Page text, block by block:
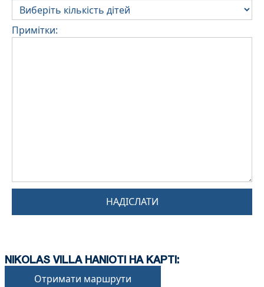
Примітки:
НАДІСЛАТИ
NIKOLAS VILLA HANIOTI НА КАРТІ:
Отримати маршрути